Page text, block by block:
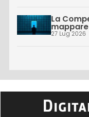
La
27 Lug 2026